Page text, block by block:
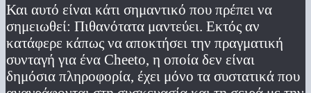
Και αυτό είναι κάτι σημαντικό που πρέπει να
σημειωθεί: Πιθανότατα μαντεύει. Εκτός αν
κατάφερε κάπως να αποκτήσει την πραγματική
συνταγή για ένα Cheeto, η οποία δεν είναι
δημόσια πληροφορία, έχει μόνο τα συστατικά που